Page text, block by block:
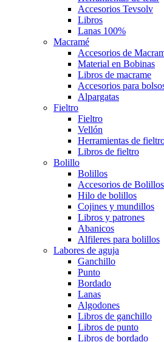
Accesorios Tevsolv
Libros
Lanas 100%
Macramé
Accesorios de
Material en Bobinas
Libros de macrame
Accesorios para
Alpargatas
Fieltro
Fieltro
Vellón
Herramientas de
Libros de fieltro
Bolillo
Bolillos
Accesorios de Bolillos
Hilo de bolillos
Cojines y mundillos
Libros y patrones
Abanicos
Alfileres para bolillos
Labores de aguja
Ganchillo
Punto
Bordado
Lanas
Algodones
Libros de ganchillo
Libros de punto
Libros de bordado